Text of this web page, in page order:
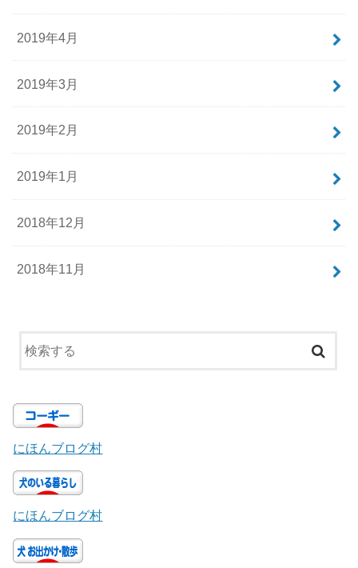
2019年4月
2019年3月
2019年2月
2019年1月
2018年12月
2018年11月
にほんブログ村
にほんブログ村